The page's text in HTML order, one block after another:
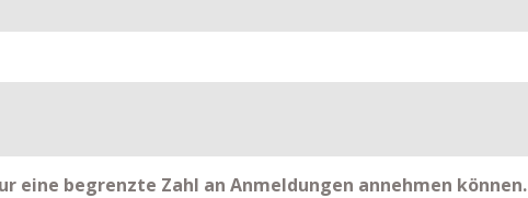
eine begrenzte Zahl an Anmeldungen annehmen können.